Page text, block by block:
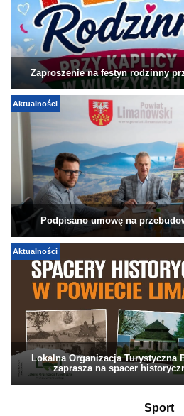
Zaproszenie na festyn rodzinny
Aktualności
Podpisano umowę na
Aktualności
Lokalna Organizacja Turystyczna
zaprasza na spacer
Sport